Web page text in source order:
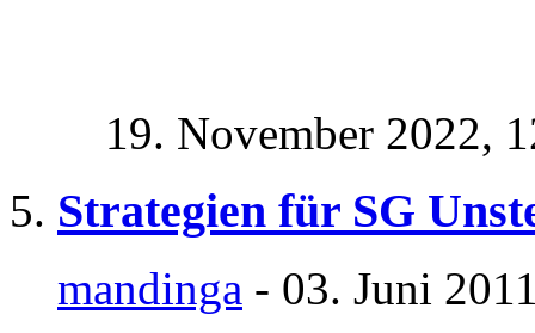
19. November 2022,
Strategien für SG
mandinga - 03. Juni